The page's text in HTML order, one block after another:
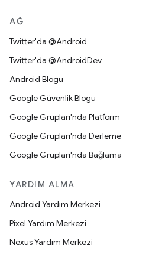
AĞ
Twitter'da @Android
Twitter'da @AndroidDev
Android Blogu
Google Güvenlik Blogu
Google Grupları'nda Platform
Google Grupları'nda Derleme
Google Grupları'nda Bağlama
YARDIM ALMA
Android Yardım Merkezi
Pixel Yardım Merkezi
Nexus Yardım Merkezi